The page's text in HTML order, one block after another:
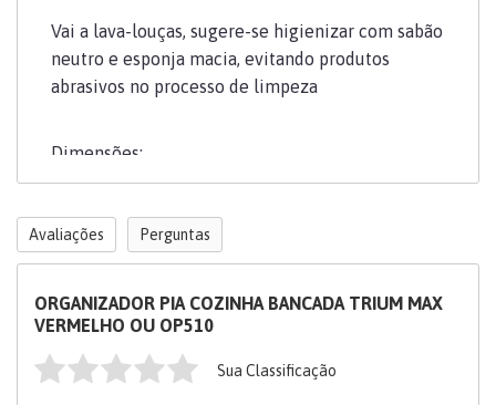
Vai a lava-louças, sugere-se higienizar com sabão
neutro e esponja macia, evitando produtos
abrasivos no processo de limpeza
Dimensões:
Altura: 12 cm
Profundidade: 11
Avaliações Perguntas
ORGANIZADOR PIA COZINHA BANCADA TRIUM MAX
VERMELHO OU OP510
Sua Classificação